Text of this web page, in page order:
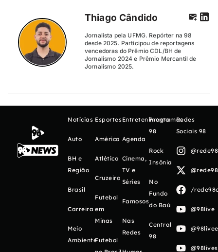
Thiago Cândido
Jornalista pela UFMG. Repórter na 98
desde 2025. Participou de reportagens
vencedoras do Prêmio CDL/BH de
Jornalismo 2024 e Prêmio Mercantil de
Jornalismo 2025.
Notícias
Auto
BH e
Região
Brasil
Carreira
Meio
Ambiente
Esportes
América
Atlético
Cruzeiro
Futebol
em
Minas
Futebol
Entretenimento
Agenda
Cinema,
TV e
Séries
Famosos
Nas
Redes
Programas
98
Rock
Insônia
No
Fundo
do Baú
Central
98
Redes
Sociais 98
/
@98live